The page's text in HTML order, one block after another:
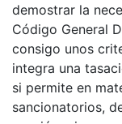
demostrar la
Código General
consigo unos
integra una
si permite en
sancionatorios,